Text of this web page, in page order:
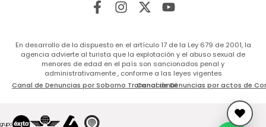
En desarrollo de lo dispuesto en el artículo 17 de la Ley 679 de 2001, la
agencia advierte al turista que la explotación y el abuso sexual de
menores de edad en el país son sancionados penal y
administrativamente , conforme a las leyes vigentes
Canal de Denuncias por Soborno TransnacionalCanal de Denuncias por actos de